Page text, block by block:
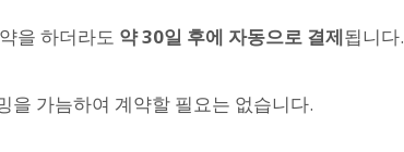
을 하더라도 약 30일 후에 자동으로 결제됩니다.
을 가늠하여 계약할 필요는 없습니다.